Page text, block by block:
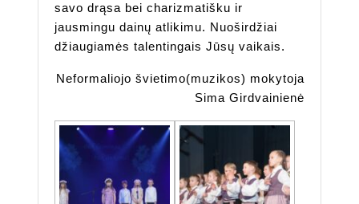
savo drąsa bei charizmatišku ir
jausmingu dainų atlikimu. Nuoširdžiai
džiaugiamės talentingais Jūsų vaikais.
Neformaliojo švietimo(muzikos) mokytoja
Sima Girdvainienė